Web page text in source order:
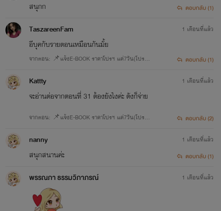
สนุกก
ตอบกลับ (1)
TaszareenFam
อีบุคกับรายตอนเหมือนกันมั้ย
จากตอน: 📌แจ้งE-BOOK ราคาโปรฯ แค่7วัน(โปรเริ่
1 เดือนที่แล้ว
ตอบกลับ (1)
Kattty
จะอ่านต่อจากตอนที่ 31 ต้องยังไงค่ะ ตังก็จ่าย
จากตอน: 📌แจ้งE-BOOK ราคาโปรฯ แค่7วัน(โปรเริ่
1 เดือนที่แล้ว
ตอบกลับ (2)
nanny
สนุกสนานค่ะ
1 เดือนที่แล้ว
ตอบกลับ (1)
พรรณภา ธรรมวิภาภรณ์ 1 เดือนที่แล้ว